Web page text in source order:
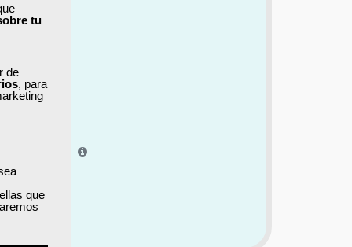
tu
de
, para
que
aprendizaje.